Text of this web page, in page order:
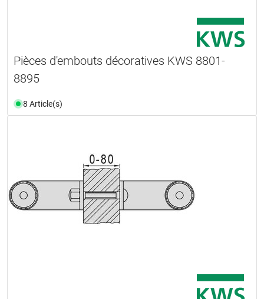
Pièces d'embouts décoratives KWS 8801-
8895
8 Article(s)